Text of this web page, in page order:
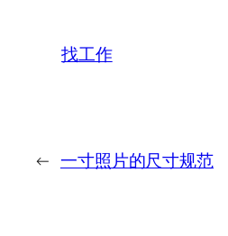
找工作
← 一寸照片的尺寸规范